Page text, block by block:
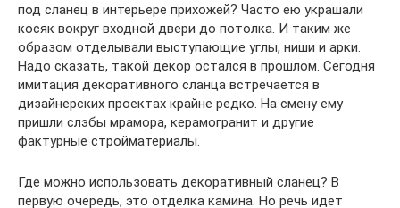
под сланец в интерьере прихожей? Часто ею украшали
косяк вокруг входной двери до потолка. И таким же
образом отделывали выступающие углы, ниши и арки.
Надо сказать, такой декор остался в прошлом. Сегодня
имитация декоративного сланца встречается в
дизайнерских проектах крайне редко. На смену ему
пришли слэбы мрамора, керамогранит и другие
фактурные стройматериалы.
Где можно использовать декоративный сланец? В
первую очередь, это отделка камина. Но речь идет